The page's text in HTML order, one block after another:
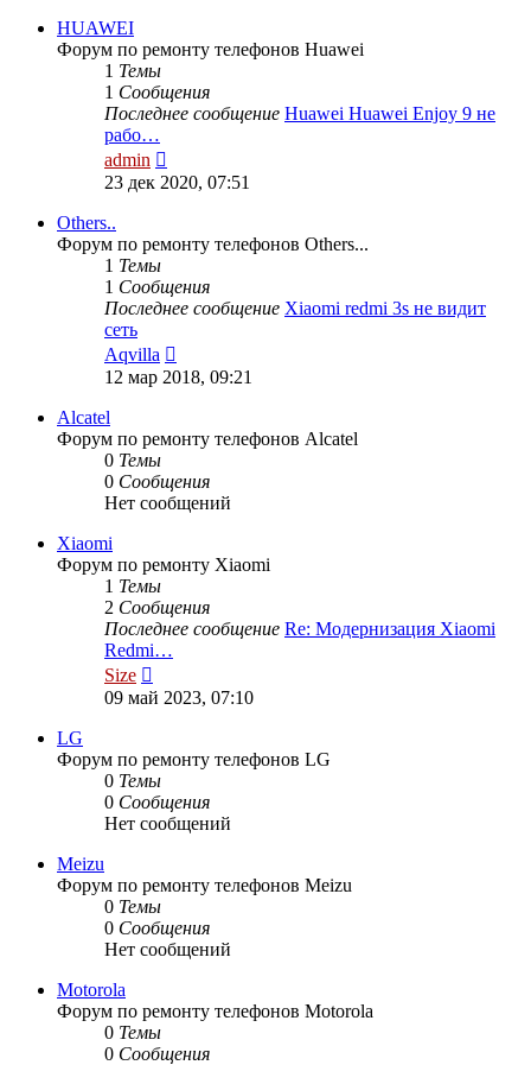
HUAWEI
Форум по ремонту телефонов Huawei
1 Темы
1 Сообщения
Последнее сообщение Huawei Huawei Enjoy 9 не
рабо…
admin
к
последнему
23 дек 2020, 07:51
Others..
Форум по ремонту телефонов Others...
1 Темы
1 Сообщения
Последнее сообщение Xiaomi redmi 3s не видит
сеть
Aqvilla
к
последнему
12 мар 2018, 09:21
Alcatel
Форум по ремонту телефонов Alcatel
0 Темы
0 Сообщения
Нет сообщений
Xiaomi
Форум по ремонту Xiaomi
1 Темы
2 Сообщения
Последнее сообщение Re: Модернизация Xiaomi
Redmi…
Size
к
последнему
09 май 2023, 07:10
LG
Форум по ремонту телефонов LG
0 Темы
0 Сообщения
Нет сообщений
Meizu
Форум по ремонту телефонов Meizu
0 Темы
0 Сообщения
Нет сообщений
Motorola
Форум по ремонту телефонов Motorola
0 Темы
0 Сообщения